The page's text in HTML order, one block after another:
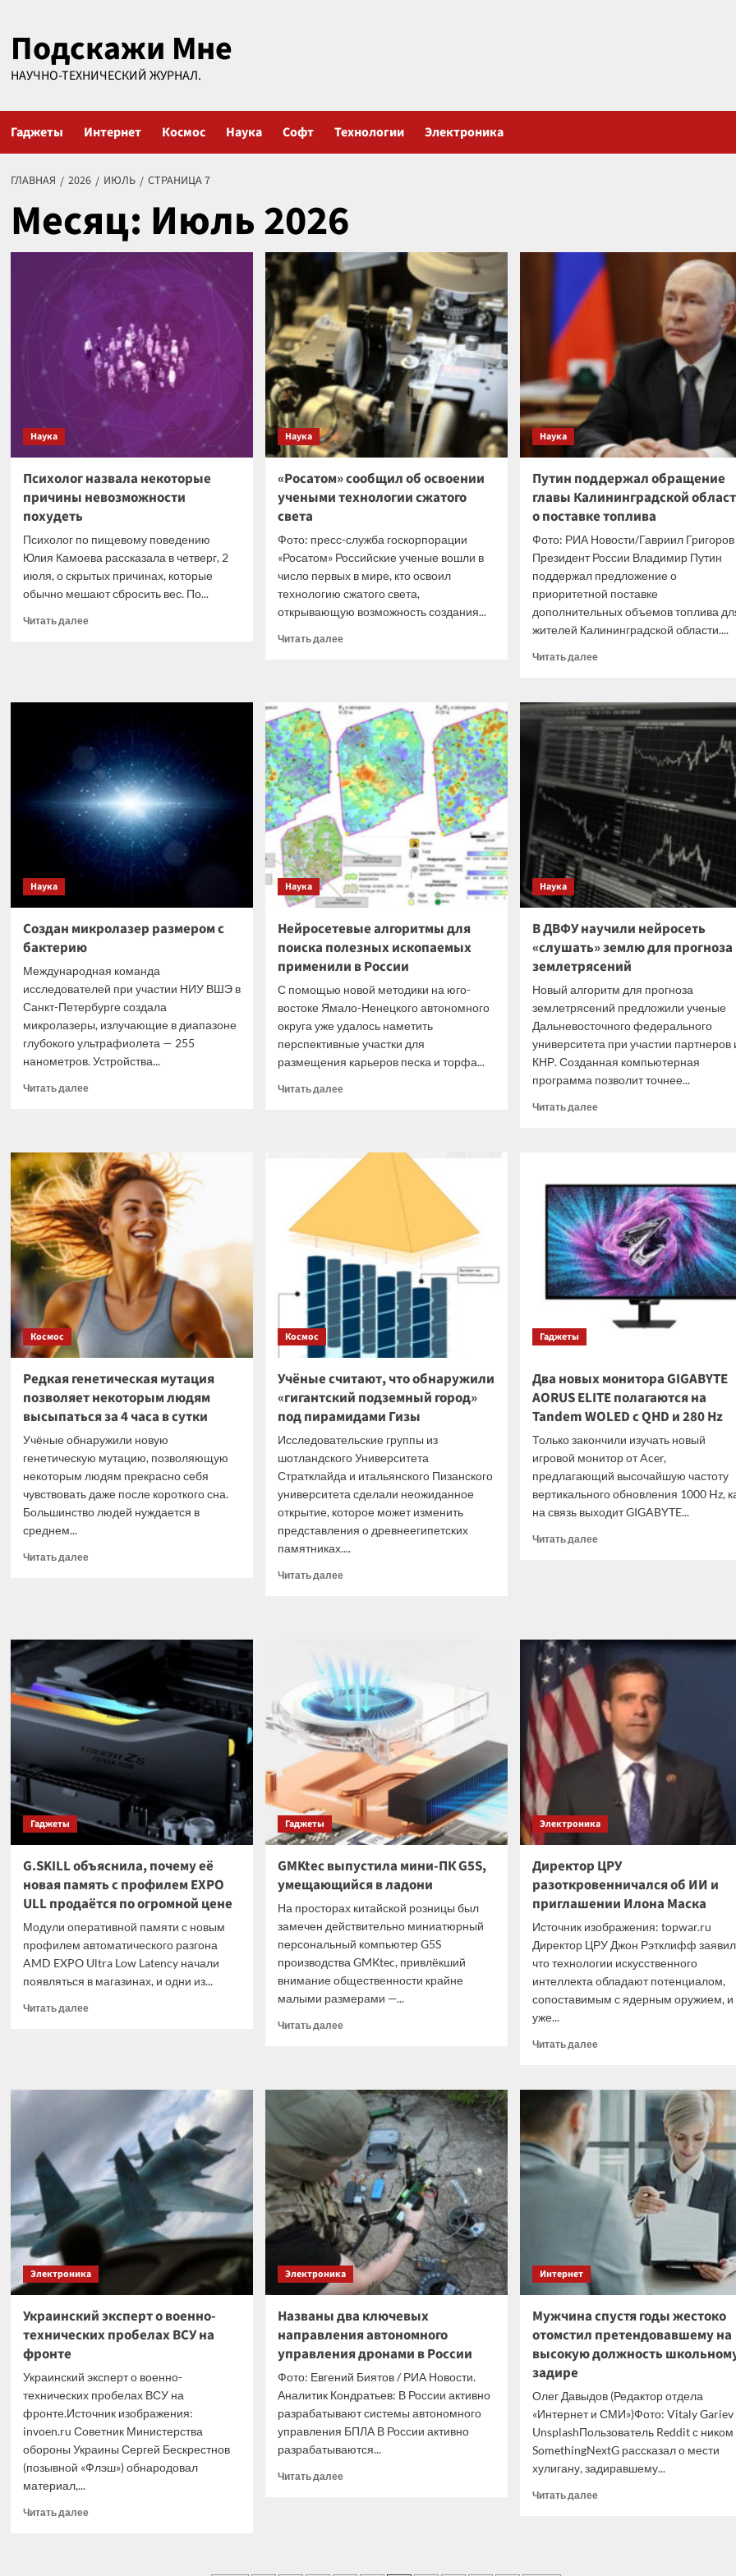
содержимому
Подскажи Мне
НАУЧНО-ТЕХНИЧЕСКИЙ ЖУРНАЛ.
Гаджеты Интернет Космос Наука Софт Технологии Электроника
ГЛАВНАЯ 2026 ИЮЛЬ СТРАНИЦА 7
Месяц: Июль 2026
Наука
Психолог назвала некоторые
причины невозможности
похудеть
Психолог по пищевому поведению
Юлия Камоева рассказала в четверг, 2
июля, о скрытых причинах, которые
обычно мешают сбросить вес. По...
Читать далееПрочитать
невозможности
похудеть
Наука
«Росатом» сообщил об освоении
учеными технологии сжатого
света
Фото: пресс-служба госкорпорации
«Росатом» Российские ученые вошли в
число первых в мире, кто освоил
технологию сжатого света,
открывающую возможность создания...
Читать далееПрочитать
об
освоении
учеными
технологии
сжатого
света
Наука
Путин поддержал обращение
главы Калининградской
о поставке топлива
Фото: РИА Новости/Гавриил Григоров
Президент России Владимир Путин
поддержал предложение о
приоритетной поставке
дополнительных объемов топлива
жителей Калининградской области....
Читать далееПрочитать
Путин
поддержал
обращение
главы
Калининградской
области
о
поставке
топлива
Наука
Создан микролазер размером с
бактерию
Международная команда
исследователей при участии НИУ ВШЭ в
Санкт-Петербурге создала
микролазеры, излучающие в диапазоне
глубокого ультрафиолета — 255
нанометров. Устройства...
Читать далееПрочитать
размером
с
бактерию
Наука
Нейросетевые алгоритмы для
поиска полезных ископаемых
применили в России
С помощью новой методики на юго-
востоке Ямало-Ненецкого автономного
округа уже удалось наметить
перспективные участки для
размещения карьеров песка и торфа...
Читать далееПрочитать
для
поиска
в
России
Наука
В ДВФУ научили нейросеть
«слушать» землю для прогноза
землетрясений
Новый алгоритм для прогноза
землетрясений предложили ученые
Дальневосточного федерального
университета при участии партнеров
КНР. Созданная компьютерная
программа позволит точнее...
Читать далееПрочитать
научили
нейросеть
«слушать»
землю
для
прогноза
землетрясений
Космос
Редкая генетическая мутация
позволяет некоторым людям
высыпаться за 4 часа в сутки
Учёные обнаружили новую
генетическую мутацию, позволяющую
некоторым людям прекрасно себя
чувствовать даже после короткого сна.
Большинство людей нуждается в
среднем...
Читать далееПрочитать
позволяет
некоторым
людям
высыпаться
за
4
часа
в
сутки
Космос
Учёные считают, что обнаружили
«гигантский подземный город»
под пирамидами Гизы
Исследовательские группы из
шотландского Университета
Стратклайда и итальянского Пизанского
университета сделали неожиданное
открытие, которое может изменить
представления о древнеегипетских
памятниках....
Читать далееПрочитать
обнаружили
«гигантский
подземный
город»
под
пирамидами
Гизы
Гаджеты
Два новых монитора GIGABYTE
AORUS ELITE полагаются на
Tandem WOLED с QHD и 280 Hz
Только закончили изучать новый
игровой монитор от Acer,
предлагающий высочайшую частоту
вертикального обновления 1000 Hz,
на связь выходит GIGABYTE...
Читать далееПрочитать
AORUS
ELITE
полагаются
Tandem
WOLED
с
QHD
Гаджеты
G.SKILL объяснила, почему её
новая память с профилем EXPO
ULL продаётся по огромной цене
Модули оперативной памяти с новым
профилем автоматического разгона
AMD EXPO Ultra Low Latency начали
появляться в магазинах, и одни из...
Читать далееПрочитать
профилем
EXPO
ULL
продаётся
по
огромной
цене
Гаджеты
GMKtec выпустила мини-ПК G5S,
умещающийся в ладони
На просторах китайской розницы был
замечен действительно миниатюрный
персональный компьютер G5S
производства GMKtec, привлёкший
внимание общественности крайне
малыми размерами —...
Читать далееПрочитать
мини-
ПК
G5S,
умещающийся
в
ладони
Электроника
Директор ЦРУ
разоткровенничался об ИИ и
приглашении Илона Маска
Источник изображения: topwar.ru
Директор ЦРУ Джон Рэтклифф
что технологии искусственного
интеллекта обладают потенциалом,
сопоставимым с ядерным оружием, и
уже...
Читать далееПрочитать
Директор
разоткровенничался
ИИ
и
приглашении
Илона
Электроника
Украинский эксперт о военно-
технических пробелах ВСУ на
фронте
Украинский эксперт о военно-
технических пробелах ВСУ на
фронте.Источник изображения:
invoen.ru Советник Министерства
обороны Украины Сергей Бескрестнов
(позывной «Флэш») обнародовал
материал,...
Читать далееПрочитать
Электроника
Названы два ключевых
направления автономного
управления дронами в России
Фото: Евгений Биятов / РИА Новости.
Аналитик Кондратьев: В России активно
разрабатывают системы автономного
управления БПЛА В России активно
разрабатываются...
Читать далееПрочитать
Интернет
Мужчина спустя годы жестоко
отомстил претендовавшему на
высокую должность
задире
Олег Давыдов (Редактор отдела
«Интернет и СМИ»)Фото: Vitaly Gariev
UnsplashПользователь Reddit с ником
SomethingNextG рассказал о мести
хулигану, задиравшему...
Читать далееПрочитать